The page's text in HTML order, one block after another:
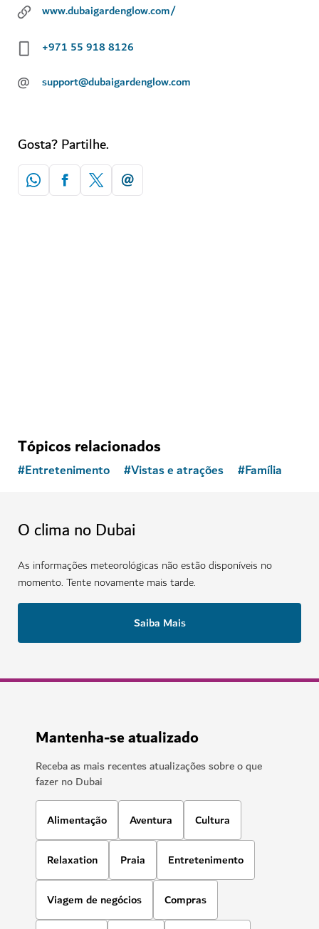
www.dubaigardenglow.com/
+971 55 918 8126
@ support@dubaigardenglow.com
Gosta? Partilhe.
Tópicos relacionados
#Entretenimento #Vistas e atrações #Família
O clima no Dubai
As informações meteorológicas não estão disponíveis no
momento. Tente novamente mais tarde.
Saiba Mais
Mantenha-se atualizado
Receba as mais recentes atualizações sobre o que
fazer no Dubai
Alimentação Aventura Cultura
Relaxation Praia Entretenimento
Viagem de negócios Compras